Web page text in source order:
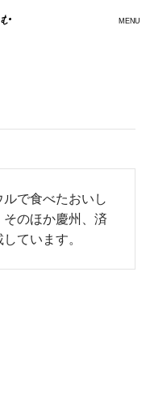
MENU
で食べたおいし
のほか慶州、済
ています。